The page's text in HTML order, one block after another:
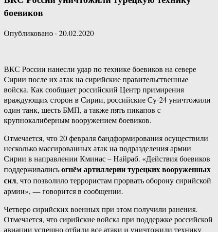
боевиков
Опубликовано · 20.02.2020
ВКС России нанесли удар по технике боевиков на севере
Сирии после их атак на сирийские правительственные
войска. Как сообщает российский Центр примирения
враждующих сторон в Сирии, российские Су-24 уничтожили
один танк, шесть БМП, а также пять пикапов с
крупнокалиберным вооружением боевиков.
Отмечается, что 20 февраля бандформирования осуществили
несколько массированных атак на подразделения армии
Сирии в направлении Кминас – Найраб. «Действия боевиков
поддерживалисьогнём артиллерии турецких вооруженных
сил, что позволило террористам прорвать оборону сирийской
армии», — говорится в сообщении.
Четверо сирийских военных при этом получили ранения.
Отмечается, что сирийские войска при поддержке российской
авиации успешно отбили все атаки и уничтожили технику